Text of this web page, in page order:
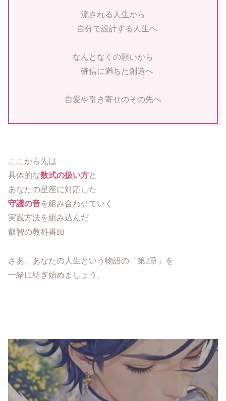
流される人生から
自分で設計する人生へ
なんとなくの願いから
確信に満ちた創造へ
自愛や引き寄せのその先へ
ここから先は
具体的な数式の扱い方と
あなたの星座に対応した
守護の音を組み合わせていく
実践方法を組み込んだ
叡智の教科書📖
さあ、あなたの人生という物語の「第2章」を
一緒に紡ぎ始めましょう。